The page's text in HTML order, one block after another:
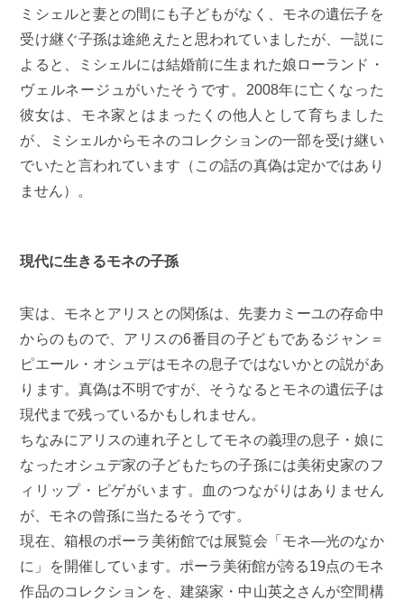
ミシェルと妻との間にも子どもがなく、モネの遺伝子を
受け継ぐ子孫は途絶えたと思われていましたが、一説に
よると、ミシェルには結婚前に生まれた娘ローランド・
ヴェルネージュがいたそうです。2008年に亡くなった
彼女は、モネ家とはまったくの他人として育ちました
が、ミシェルからモネのコレクションの一部を受け継い
でいたと言われています（この話の真偽は定かではあり
ません）。
現代に生きるモネの子孫
実は、モネとアリスとの関係は、先妻カミーユの存命中
からのもので、アリスの6番目の子どもであるジャン＝
ピエール・オシュデはモネの息子ではないかとの説があ
ります。真偽は不明ですが、そうなるとモネの遺伝子は
現代まで残っているかもしれません。
ちなみにアリスの連れ子としてモネの義理の息子・娘に
なったオシュデ家の子どもたちの子孫には美術史家のフ
ィリップ・ピゲがいます。血のつながりはありません
が、モネの曾孫に当たるそうです。
現在、箱根のポーラ美術館では展覧会「モネ―光のなか
に」を開催しています。ポーラ美術館が誇る19点のモネ
作品のコレクションを、建築家・中山英之さんが空間構